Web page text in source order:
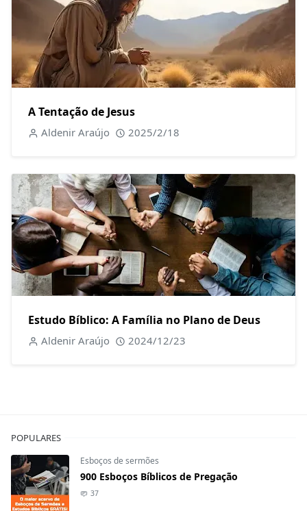
A Tentação de Jesus
Aldenir Araújo 2025/2/18
Estudo Bíblico: A Família no Plano de Deus
Aldenir Araújo 2024/12/23
POPULARES
Esboços de sermões
900 Esboços Bíblicos de Pregação
37